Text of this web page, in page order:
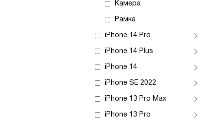
Камера
Рамка
iPhone 14 Pro
iPhone 14 Plus
iPhone 14
iPhone SE 2022
iPhone 13 Pro Max
iPhone 13 Pro